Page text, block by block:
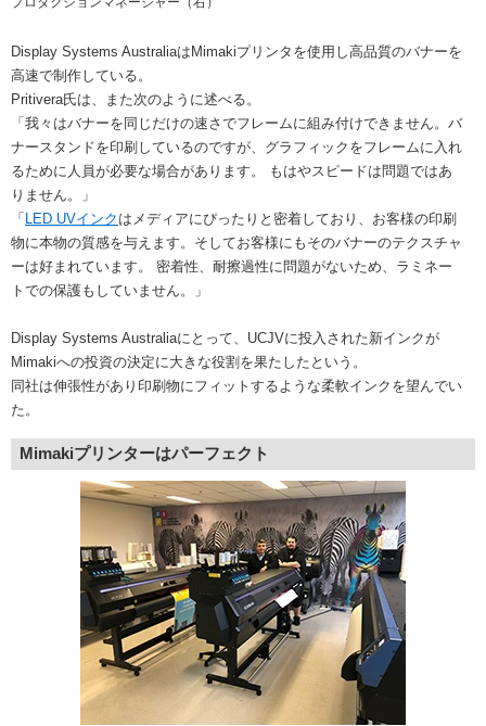
Display Systems AustraliaはMimakiプリンタを使用し高品質のバナーを
高速で制作している。
Pritivera氏は、また次のように述べる。
「我々はバナーを同じだけの速さでフレームに組み付けできません。バ
ナースタンドを印刷しているのですが、グラフィックをフレームに入れ
るために人員が必要な場合があります。 もはやスピードは問題ではあ
りません。」
「LED UVインク はメディアにぴったりと密着しており、お客様の印刷
物に本物の質感を与えます。そしてお客様にもそのバナーのテクスチャ
ーは好まれています。 密着性、耐擦過性に問題がないため、ラミネー
トでの保護もしていません。」
Display Systems Australiaにとって、UCJVに投入された新インクが
Mimakiへの投資の決定に大きな役割を果たしたという。
同社は伸張性があり印刷物にフィットするような柔軟インクを望んでい
た。
Mimakiプリンターはパーフェクト